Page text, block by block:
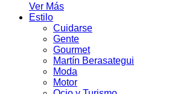
Ver Más
Estilo
Cuidarse
Gente
Gourmet
Martín Berasategui
Moda
Motor